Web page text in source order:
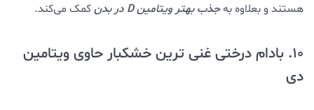
هستند و بعلاوه بهجذب بهتر ویتامین D در بدن کمک می‌کند.
10. بادام درختی غنی ترین خشکبار حاوی ویتامین
دی